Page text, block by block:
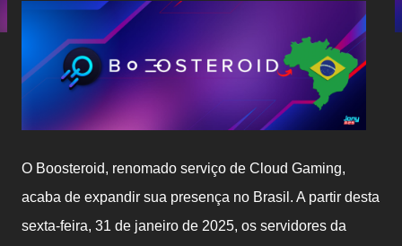
O Boosteroid, renomado serviço de Cloud Gaming,
acaba de expandir sua presença no Brasil. A partir desta
sexta-feira, 31 de janeiro de 2025, os servidores da